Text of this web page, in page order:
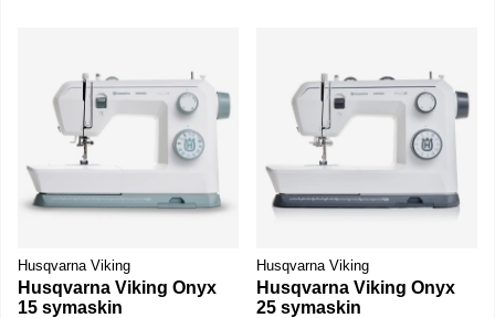
Husqvarna Viking
Husqvarna Viking Onyx
15 symaskin
Husqvarna Viking
Husqvarna Viking Onyx
25 symaskin